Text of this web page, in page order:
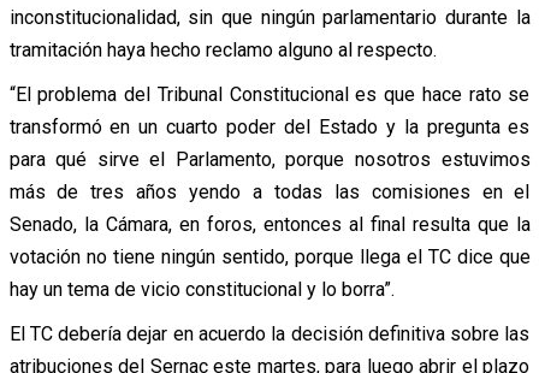
inconstitucionalidad, sin que ningún parlamentario durante la
tramitación haya hecho reclamo alguno al respecto.
“El problema del Tribunal Constitucional es que hace rato se
transformó en un cuarto poder del Estado y la pregunta es
para qué sirve el Parlamento, porque nosotros estuvimos
más de tres años yendo a todas las comisiones en el
Senado, la Cámara, en foros, entonces al final resulta que la
votación no tiene ningún sentido, porque llega el TC dice que
hay un tema de vicio constitucional y lo borra”.
El TC debería dejar en acuerdo la decisión definitiva sobre las
atribuciones del Sernac este martes, para luego abrir el plazo